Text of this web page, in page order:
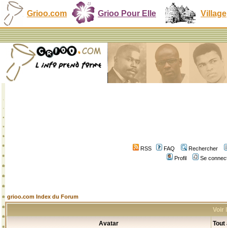
Grioo.com Grioo Pour Elle Village
RSS FAQ
Rechercher
Profil
Se
grioo.com Index du Forum
Voir
Avatar
Tout